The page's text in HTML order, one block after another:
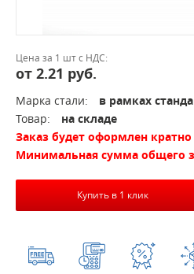
Цена за 1 шт с НДС:
от 2.21 руб.
Марка стали:
в рамках
Товар:
на складе
Заказ будет оформлен
Минимальная сумма общего
Купить в 1 клик